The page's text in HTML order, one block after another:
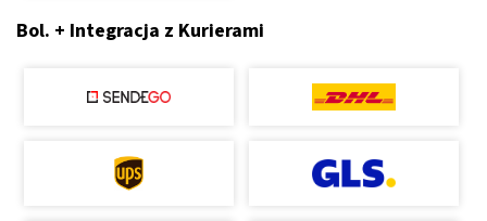
Bol. + Integracja z Kurierami